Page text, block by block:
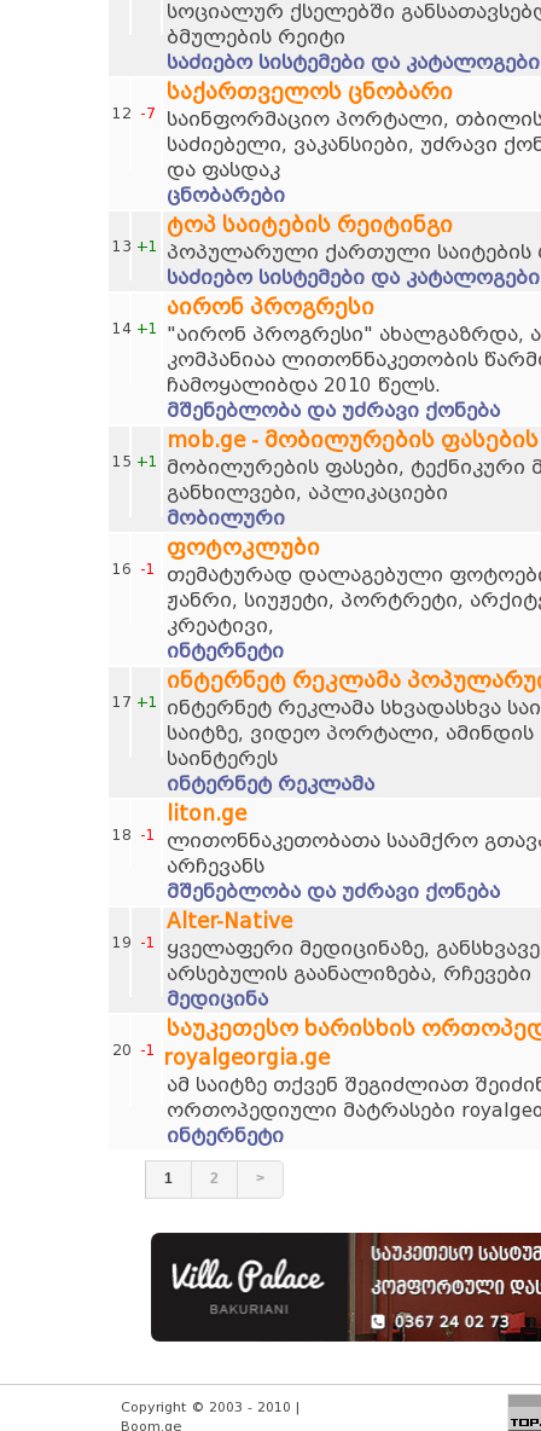
სოციალურ ქსელებში
ბმულების რეიტი
საძიებო სისტემები და კატალოგები
12 -7
საქართველოს ცნობარი
საინფორმაციო პორტალი,
საძიებელი, ვაკანსიები, უძრავი
და ფასდაკ
ცნობარები
13 +1
ტოპ საიტების რეიტინგი
პოპულარული ქართული საიტების
საძიებო სისტემები და კატალოგები
14 +1
აირონ პროგრესი
"აირონ პროგრესი" ახალგაზრდა,
კომპანიაა ლითონნაკეთობის
ჩამოყალიბდა 2010 წელს.
მშენებლობა და უძრავი ქონება
15 +1
mob.ge - მობილურების
მობილურების ფასები, ტექნიკური
განხილვები, აპლიკაციები
მობილური
16 -1
ფოტოკლუბი
თემატურად დალაგებული
ჟანრი, სიუჟეტი, პორტრეტი,
კრეატივი,
ინტერნეტი
17 +1
ინტერნეტ რეკლამა
ინტერნეტ რეკლამა სხვადასხვა
საიტზე, ვიდეო პორტალი,
საინტერეს
ინტერნეტ რეკლამა
18 -1
liton.ge
ლითონნაკეთობათა საამქრო
არჩევანს
მშენებლობა და უძრავი ქონება
19 -1
Alter-Native
ყველაფერი მედიცინაზე,
არსებულის გაანალიზება, რჩევები
მედიცინა
20 -1
საუკეთესო ხარისხის
royalgeorgia.ge
ამ საიტზე თქვენ შეგიძლიათ
ორთოპედიული მატრასები
ინტერნეტი
1 2 >
Copyright © 2003 - 2010 |
Boom.ge